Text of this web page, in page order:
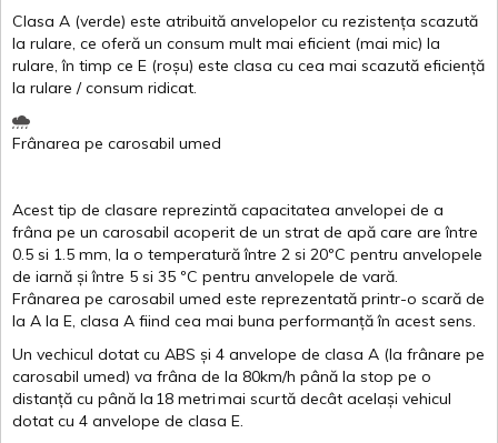
Clasa A (verde) este atribuită anvelopelor cu rezistența scazută
la rulare, ce oferă un consum mult mai eficient (mai mic) la
rulare,în timp ce E (roșu) este clasa cu cea mai scazută eficiență
la rulare /consum ridicat.
Frânarea pe carosabil umed
Acest tip de clasare reprezintă capacitatea anvelopei de a
frâna pe un carosabil acoperit de un strat de apă care areîntre
0.5 si 1.5 mm, la o temperatură între 2 si 20ºC pentru anvelopele
de iarnă și între 5 si 35 ºC pentru anvelopele de vară.
Frânarea pe carosabil umed este reprezentată printr-o scară de
la A la E, clasa A fiind cea mai buna performanță în acest sens.
Un vechicul dotat cu ABS și 4 anvelope de clasa A (la frânare pe
carosabil umed) va frâna de la 80km/h până la stop pe o
distanță cu până la 18 metrimai scurtă decât același vehicul
dotat cu 4 anvelope de clasa E.